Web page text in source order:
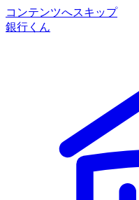
コンテンツへスキップ
銀行くん